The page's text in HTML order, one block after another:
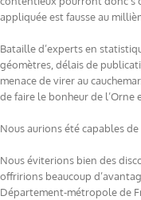
appliquée est fausse au
Bataille d’experts en
géomètres, délais de
menace de virer au
de faire le bonheur de l’Orne
Nous aurions été capables
Nous éviterions bien des
offririons beaucoup
Département-métropole de